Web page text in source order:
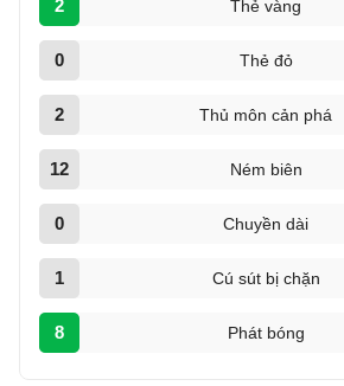
2 Thẻ vàng
0 Thẻ đỏ
2 Thủ môn cản phá
12 Ném biên
0 Chuyền dài
1 Cú sút bị chặn
8 Phát bóng